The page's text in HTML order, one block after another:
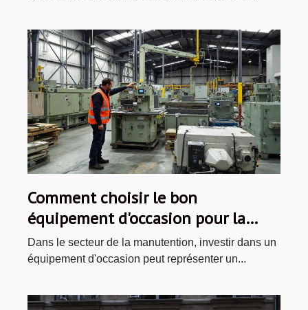
Comment choisir le bon
équipement d'occasion pour la
manutention ?
Dans le secteur de la manutention, investir dans un
équipement d'occasion peut représenter un...